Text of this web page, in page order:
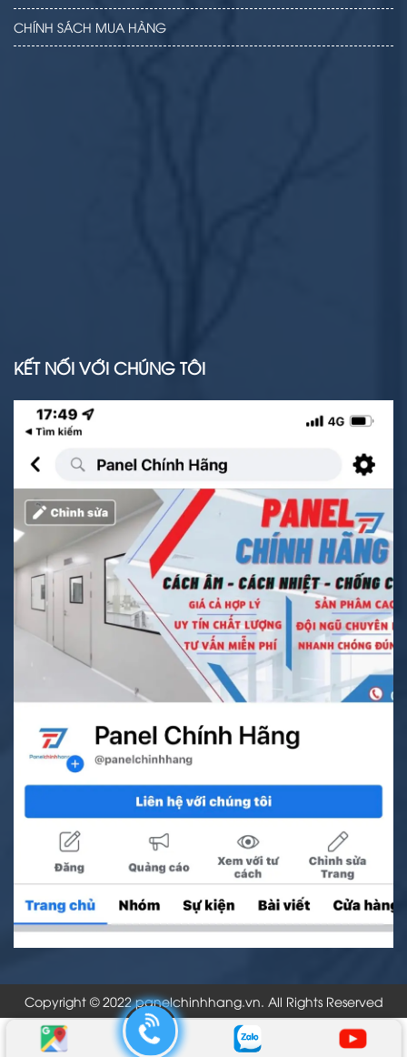
CHÍNH SÁCH MUA HÀNG
KẾT NỐI VỚI CHÚNG TÔI
Copyright © 2022 panelchinhhang.vn. All Rights Reserved